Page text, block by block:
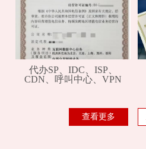
代办SP、IDC、ISP、
CDN、呼叫中心、VPN
查看更多